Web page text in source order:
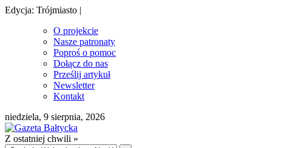
Edycja: Trójmiasto |
O projekcie
Nasze patronaty
Poproś o pomoc
Dołącz do nas
Prześlij artykuł
Newsletter
Kontakt
niedziela, 9 sierpnia, 2026
Z ostatniej chwili »